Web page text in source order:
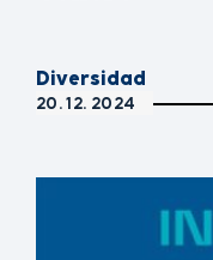
Diversidad
20. 12. 2024